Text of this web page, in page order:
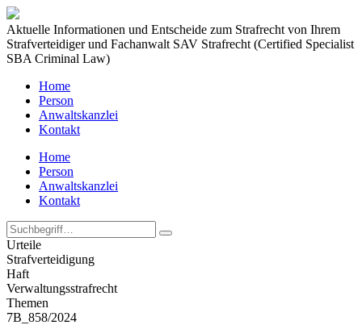
Aktuelle Informationen und Entscheide zum Strafrecht von Ihrem
Strafverteidiger und Fachanwalt SAV Strafrecht (Certified Specialist
SBA Criminal Law)
Home
Person
Anwaltskanzlei
Kontakt
Home
Person
Anwaltskanzlei
Kontakt
Urteile
Strafverteidigung
Haft
Verwaltungs­strafrecht
Themen
7B_858/2024